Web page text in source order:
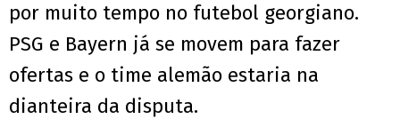
por muito tempo no futebol georgiano.
PSG e Bayern já se movem para fazer
ofertas e o time alemão estaria na
dianteira da disputa.